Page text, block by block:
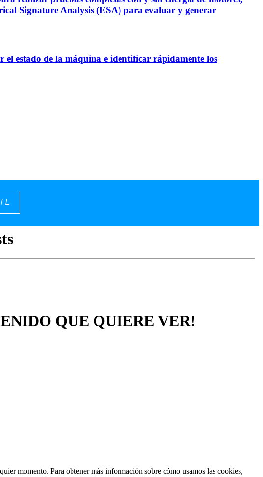
Signature Analysis (ESA) para evaluar y generar
estado de la máquina e identificar rápidamente los
QUE QUIERE VER!
momento. Para obtener más información sobre cómo usamos las cookies,